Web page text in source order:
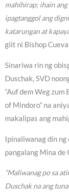
mahihirap; ihain ang
ipagtanggol ang
katarungan at
giit ni Bishop
Sinariwa rin ng
Duschak, SVD
“Auf dem Weg zum
of Mindoro” na
makalipas ang
Ipinaliwanag din ng
pangalang Mina de
“Maliwanag po sa
Duschak na ang